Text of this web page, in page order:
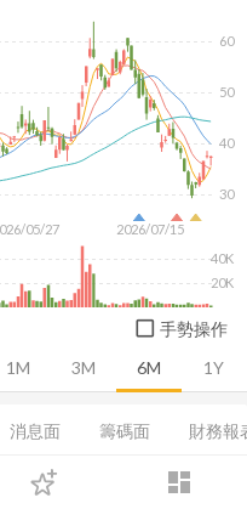
dashboard
登入
1M 3M 6M 1Y
05/27 2026/07/15
30
40
50
60
20K
40K
手勢操作
消息面 籌碼面 財務報
成長能力